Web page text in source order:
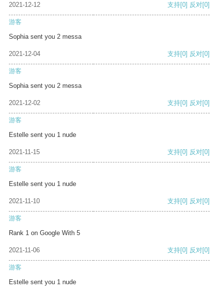
2021-12-12 支持[0] 反对[0]
游客
Sophia sent you 2 messa
2021-12-04 支持[0] 反对[0]
游客
Sophia sent you 2 messa
2021-12-02 支持[0] 反对[0]
游客
Estelle sent you 1 nude
2021-11-15 支持[0] 反对[0]
游客
Estelle sent you 1 nude
2021-11-10 支持[0] 反对[0]
游客
Rank 1 on Google With 5
2021-11-06 支持[0] 反对[0]
游客
Estelle sent you 1 nude